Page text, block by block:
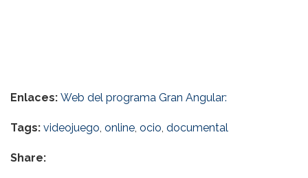
Enlaces: Web del programa Gran Angular:
Tags: videojuego, online, ocio, documental
Share: